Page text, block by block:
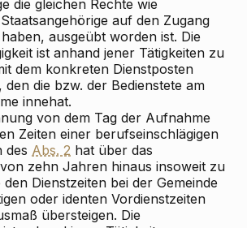
die gleichen Rechte wie
auf den Zugang
ausgeübt worden ist. Die
ist anhand jener Tätigkeiten zu
dem konkreten Dienstposten
die bzw. der Bedienstete am
innehat.
von dem Tag der Aufnahme
Zeiten einer berufseinschlägigen
des Abs. 2 hat über das
zehn Jahren hinaus insoweit zu
Dienstzeiten bei der Gemeinde
oder identen Vordienstzeiten
übersteigen. Die